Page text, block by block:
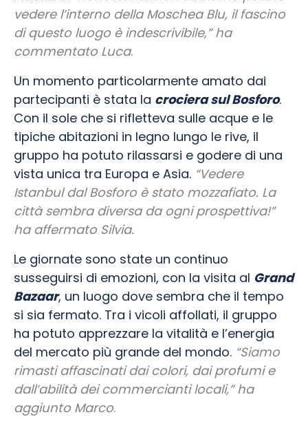
vedere l’interno della Moschea Blu, il fascino
di questo luogo è indescrivibile,” ha
commentato Luca.
Un momento particolarmente amato dai
partecipanti è stata la crociera sul Bosforo.
Con il sole che si rifletteva sulle acque e le
tipiche abitazioni in legno lungo le rive, il
gruppo ha potuto rilassarsi e godere di una
vista unica tra Europa e Asia. “Vedere
Istanbul dal Bosforo è stato mozzafiato. La
città sembra diversa da ogni prospettiva!”
ha affermato Silvia.
Le giornate sono state un continuo
susseguirsi di emozioni, con la visita al Grand
Bazaar, un luogo dove sembra che il tempo
si sia fermato. Tra i vicoli affollati, il gruppo
ha potuto apprezzare la vitalità e l’energia
del mercato più grande del mondo. “Siamo
rimasti affascinati dai colori, dai profumi e
dall’abilità dei commercianti locali,” ha
aggiunto Marco.